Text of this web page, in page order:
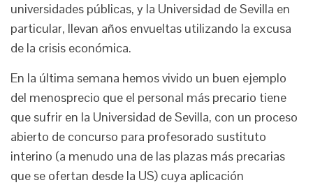
universidades públicas, y la Universidad de Sevilla en
particular, llevan años envueltas utilizando la excusa
de la crisis económica.
En la última semana hemos vivido un buen ejemplo
del menosprecio que el personal más precario tiene
que sufrir en la Universidad de Sevilla, con un proceso
abierto de concurso para profesorado sustituto
interino (a menudo una de las plazas más precarias
que se ofertan desde la US) cuya aplicación